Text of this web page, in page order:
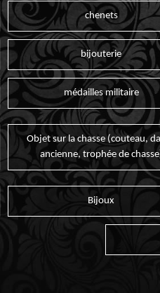
chenets
bijouterie
médailles militaire
Objet sur la chasse (couteau,
ancienne, trophée de
Bijoux